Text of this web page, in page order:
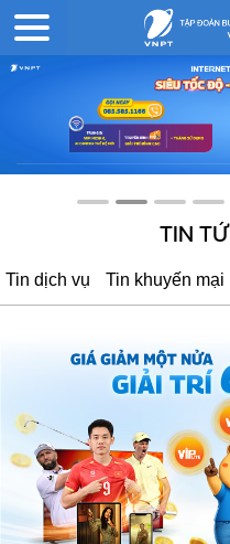
TIN
Tin dịch vụ Tin khuyến mại
Cửa hàng
giao dịch
Hỗ trợ
khác